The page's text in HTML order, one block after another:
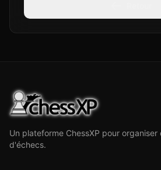
Un plateforme ChessXP pour
d'échecs.